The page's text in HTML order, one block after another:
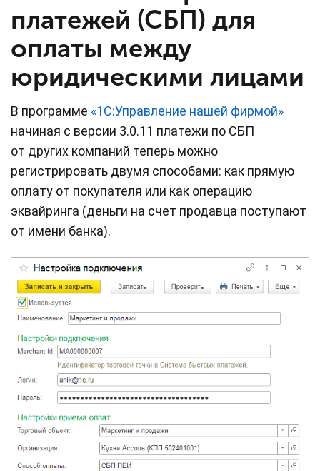
платежей (СБП) для
оплаты между
юридическими лицами
В программе «1С:Управление нашей фирмой»
начиная с версии 3.0.11 платежи по СБП
от других компаний теперь можно
регистрировать двумя способами: как прямую
оплату от покупателя или как операцию
эквайринга (деньги на счет продавца поступают
от имени банка).